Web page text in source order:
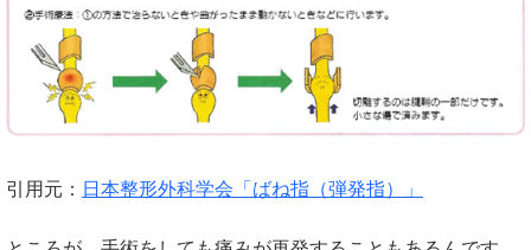
引用元： 日本整形外科学会「ばね指（弾発指）」